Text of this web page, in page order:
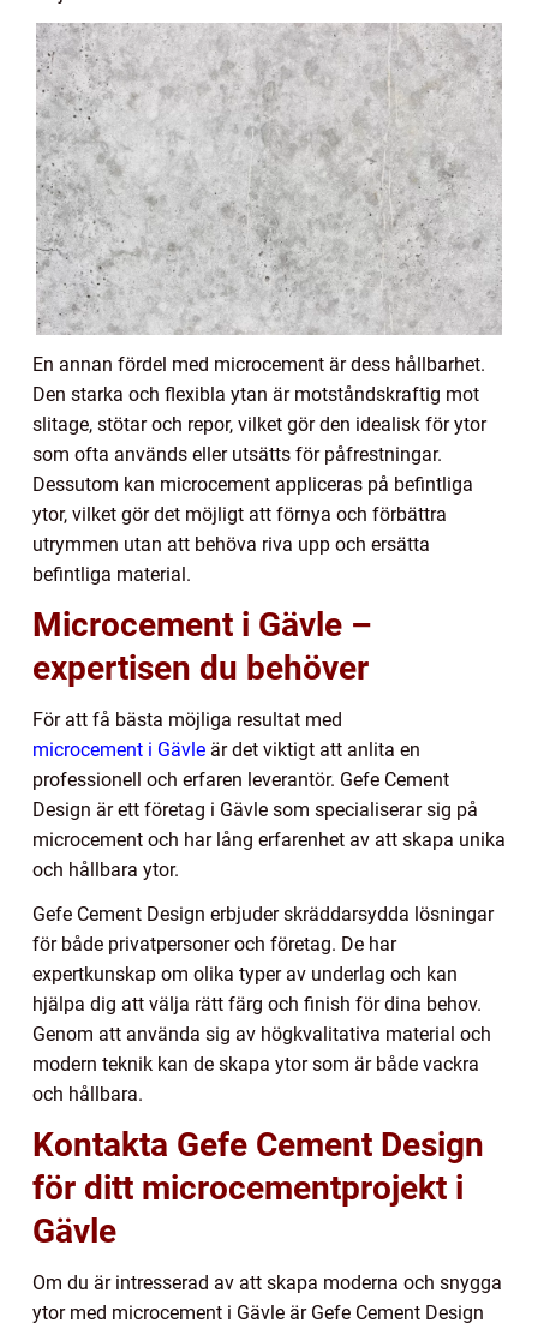
En annan fördel med microcement är dess hållbarhet.
Den starka och flexibla ytan är motståndskraftig mot
slitage, stötar och repor, vilket gör den idealisk för ytor
som ofta används eller utsätts för påfrestningar.
Dessutom kan microcement appliceras på befintliga
ytor, vilket gör det möjligt att förnya och förbättra
utrymmen utan att behöva riva upp och ersätta
befintliga material.
Microcement i Gävle –
expertisen du behöver
För att få bästa möjliga resultat med
microcement i Gävle är det viktigt att anlita en
professionell och erfaren leverantör. Gefe Cement
Design är ett företag i Gävle som specialiserar sig på
microcement och har lång erfarenhet av att skapa unika
och hållbara ytor.
Gefe Cement Design erbjuder skräddarsydda lösningar
för både privatpersoner och företag. De har
expertkunskap om olika typer av underlag och kan
hjälpa dig att välja rätt färg och finish för dina behov.
Genom att använda sig av högkvalitativa material och
modern teknik kan de skapa ytor som är både vackra
och hållbara.
Kontakta Gefe Cement Design
för ditt microcementprojekt i
Gävle
Om du är intresserad av att skapa moderna och snygga
ytor med microcement i Gävle är Gefe Cement Design